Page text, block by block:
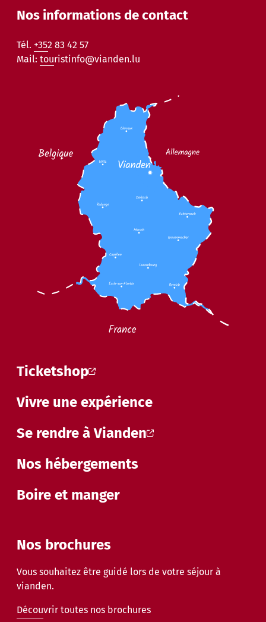
Nos informations de contact
Tél. +352 83 42 57
Mail: touristinfo@vianden.lu
Ticketshop
Vivre une expérience
Se rendre à Vianden
Nos hébergements
Boire et manger
Nos brochures
Vous souhaitez être guidé lors de votre séjour à
vianden.
Découvrir toutes nos brochures